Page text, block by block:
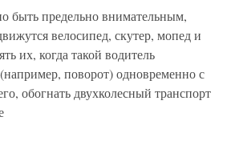
предельно внимательным,
велосипед, скутер, мопед и
их, когда такой водитель
поворот) одновременно с
обогнать двухколесный транспорт